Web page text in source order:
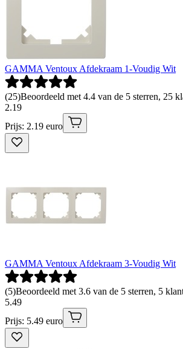
GAMMA Ventoux Afdekraam 1-Voudig Wit
(25)Beoordeeld met 4.4 van de 5 sterren, 25
2.19
Prijs: 2.19 euro
GAMMA Ventoux Afdekraam 3-Voudig Wit
(5)Beoordeeld met 3.6 van de 5 sterren, 5
5.49
Prijs: 5.49 euro